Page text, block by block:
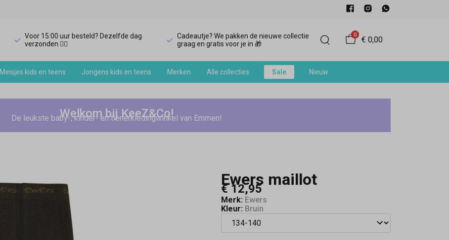
Voor 15:00 uur besteld? Dezelfde dag
verzonden 🏃‍♀️
Cadeautje? We pakken de nieuwe collectie
graag en gratis voor je in 🎁
0
€ 0,00
Meisjes kids en teens Jongens kids en teens Merken Alle collecties Sale Nieuw
Welkom bij KeeZ&Co!
De leukste baby-, kinder- en tienerkledingwinkel van Emmen!
Ewers maillot
€ 12,95
Merk: Ewers
Kleur: Bruin